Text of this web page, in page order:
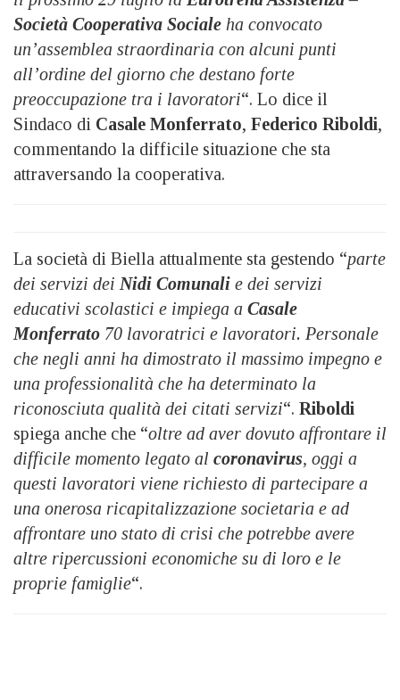
Società Cooperativa Sociale ha convocato
un’assemblea straordinaria con alcuni punti
all’ordine del giorno che destano forte
preoccupazione tra i lavoratori“. Lo dice il
Sindaco di Casale Monferrato, Federico Riboldi,
commentando la difficile situazione che sta
attraversando la cooperativa.
La società di Biella attualmente sta gestendo “parte
dei servizi dei Nidi Comunali e dei servizi
educativi scolastici e impiega a Casale
Monferrato 70 lavoratrici e lavoratori. Personale
che negli anni ha dimostrato il massimo impegno e
una professionalità che ha determinato la
riconosciuta qualità dei citati servizi“. Riboldi
spiega anche che “oltre ad aver dovuto affrontare il
difficile momento legato al coronavirus, oggi a
questi lavoratori viene richiesto di partecipare a
una onerosa ricapitalizzazione societaria e ad
affrontare uno stato di crisi che potrebbe avere
altre ripercussioni economiche su di loro e le
proprie famiglie“.